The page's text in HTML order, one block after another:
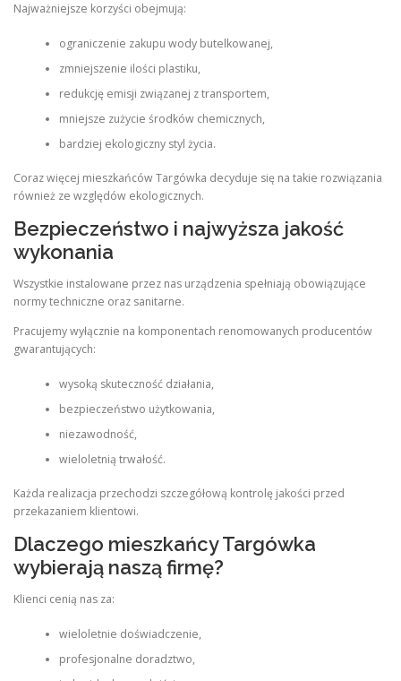
Najważniejsze korzyści obejmują:
ograniczenie zakupu wody butelkowanej,
zmniejszenie ilości plastiku,
redukcję emisji związanej z transportem,
mniejsze zużycie środków chemicznych,
bardziej ekologiczny styl życia.
Coraz więcej mieszkańców Targówka decyduje się na takie rozwiązania
również ze względów ekologicznych.
Bezpieczeństwo i najwyższa jakość
wykonania
Wszystkie instalowane przez nas urządzenia spełniają obowiązujące
normy techniczne oraz sanitarne.
Pracujemy wyłącznie na komponentach renomowanych producentów
gwarantujących:
wysoką skuteczność działania,
bezpieczeństwo użytkowania,
niezawodność,
wieloletnią trwałość.
Każda realizacja przechodzi szczegółową kontrolę jakości przed
przekazaniem klientowi.
Dlaczego mieszkańcy Targówka
wybierają naszą firmę?
Klienci cenią nas za:
wieloletnie doświadczenie,
profesjonalne doradztwo,